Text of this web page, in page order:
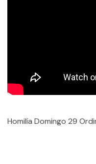
Homilía Domingo 29